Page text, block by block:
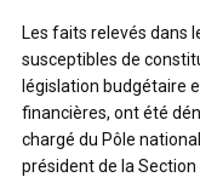
Les faits relevés dans
susceptibles de
législation budgétaire
financières, ont été
chargé du Pôle
président de la